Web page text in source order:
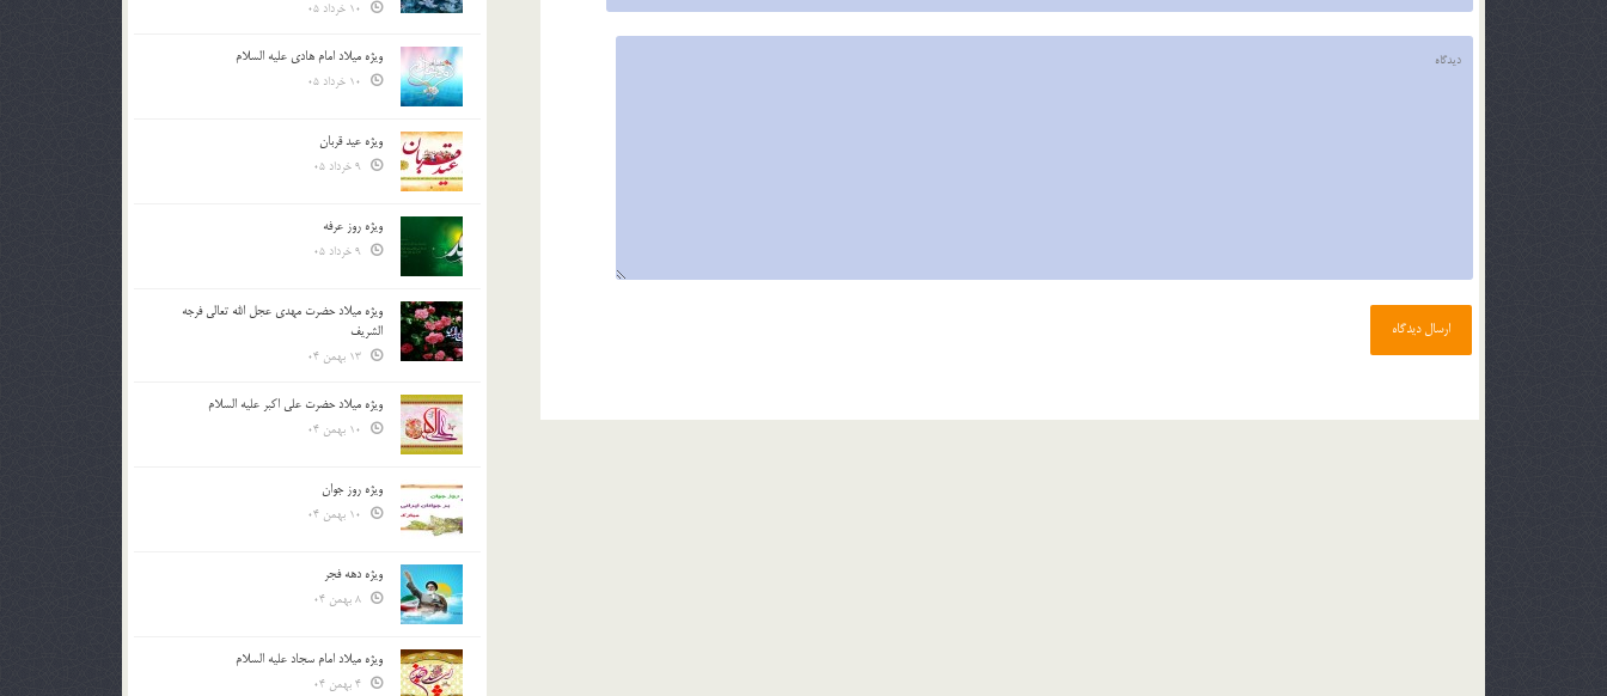
ویژه میلاد امام هادی علیه السلام
ویژه عید قربان
ویژه روز عرفه
ویژه میلاد حضرت مهدی عجل الله تعالی فرجه
الشريف
ویژه میلاد حضرت علی اکبر علیه السلام
ویژه روز جوان
ویژه دهه فجر
ویژه میلاد امام سجاد علیه السلام